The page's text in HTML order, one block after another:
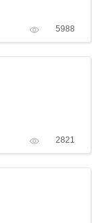
5988
2821